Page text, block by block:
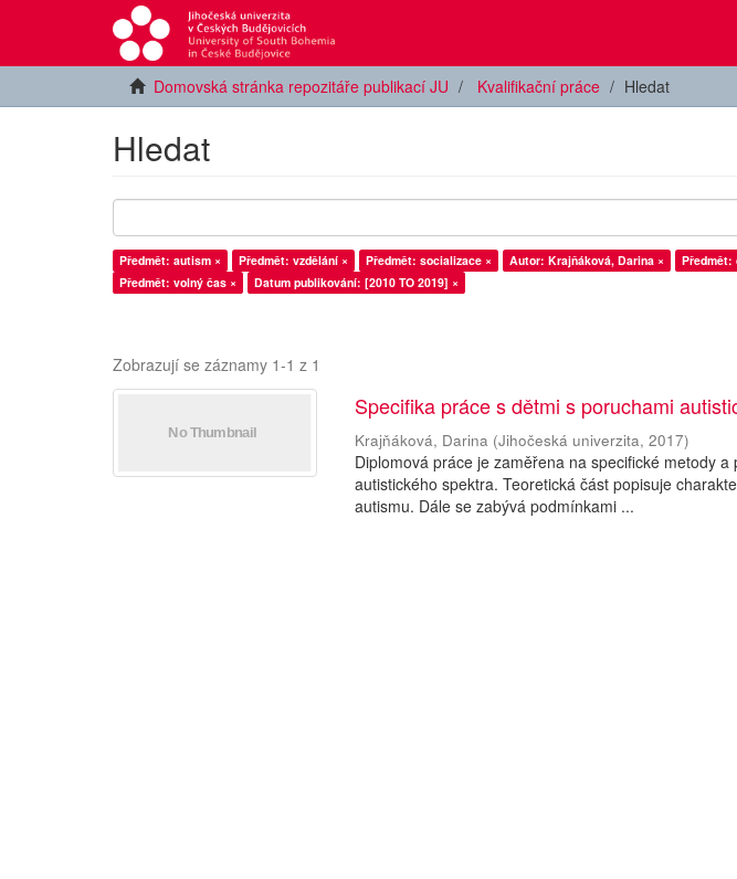
Domovská stránka repozitáře publikací JU Kvalifikační práce Hledat
Hledat
Předmět: autism × Předmět: vzdělání × Předmět: socializace × Autor: Krajňáková, Darina × Předmět:
Předmět: volný čas ×
Datum publikování: [2010 TO 2019] ×
Zobrazují se záznamy 1-1 z 1
Specifika práce s dětmi s poruchami
Krajňáková, Darina (Jihočeská univerzita,2017)
Diplomová práce je zaměřena na specifické metody
autistického spektra. Teoretická část popisuje
autismu. Dále se zabývá podmínkami ...